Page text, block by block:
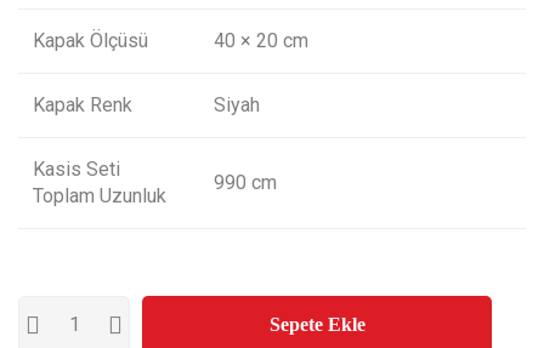
Kapak Ölçüsü 40 × 20 cm
Kapak Renk Siyah
Kasis Seti
Toplam Uzunluk
990 cm
Sepete Ekle